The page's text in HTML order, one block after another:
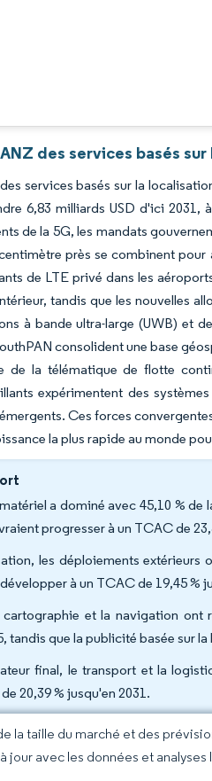
des services basés
services basés sur la
6,83 milliards USD d'ici
de la 5G, les mandats
près se combinent
de LTE privé dans les
tandis que les nouvelles
à bande ultra-large (UWB) et
consolident une base
de la télématique de flotte
expérimentent des
Ces forces
la plus rapide au monde
a dominé avec 45,10 %
progresser à un TCAC de
les déploiements extérieurs
à un TCAC de 19,45 %
et la navigation ont
tandis que la publicité basée sur
final, le transport et la
20,39 % jusqu'en 2031.
la taille du marché et des
jour avec les données et